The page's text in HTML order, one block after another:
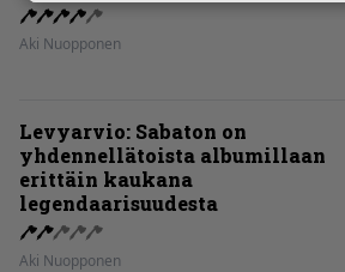
Aki Nuopponen
Levyarvio: Sabaton on
yhdennellätoista albumillaan
erittäin kaukana
legendaarisuudesta
Aki Nuopponen